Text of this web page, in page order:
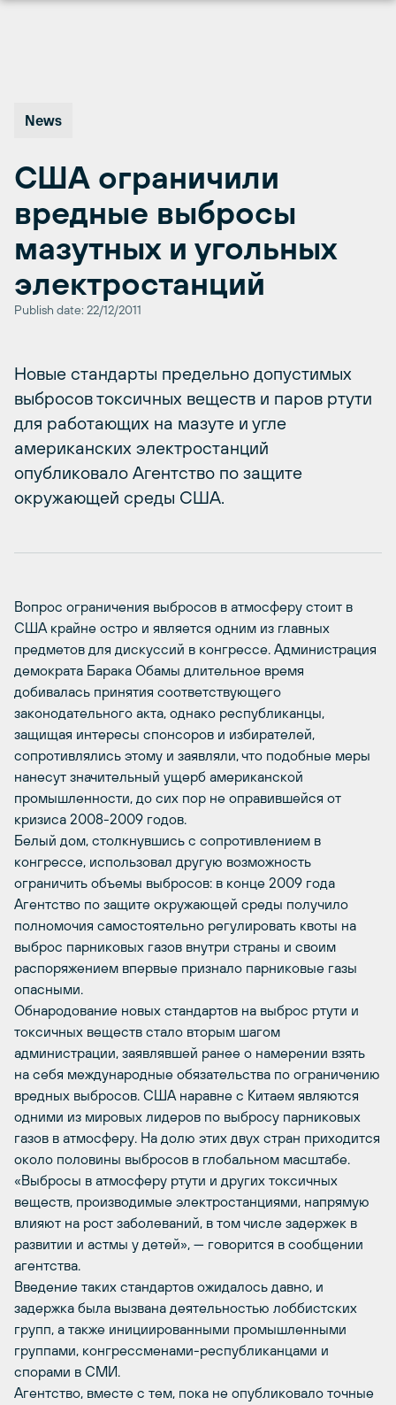
News
США ограничили
вредные выбросы
мазутных и угольных
электростанций
Publish date: 22/12/2011
Новые стандарты предельно допустимых
выбросов токсичных веществ и паров ртути
для работающих на мазуте и угле
американских электростанций
опубликовало Агентство по защите
окружающей среды США.
Вопрос ограничения выбросов в атмосферу стоит в
США крайне остро и является одним из главных
предметов для дискуссий в конгрессе. Администрация
демократа Барака Обамы длительное время
добивалась принятия соответствующего
законодательного акта, однако республиканцы,
защищая интересы спонсоров и избирателей,
сопротивлялись этому и заявляли, что подобные меры
нанесут значительный ущерб американской
промышленности, до сих пор не оправившейся от
кризиса 2008-2009 годов.
Белый дом, столкнувшись с сопротивлением в
конгрессе, использовал другую возможность
ограничить объемы выбросов: в конце 2009 года
Агентство по защите окружающей среды получило
полномочия самостоятельно регулировать квоты на
выброс парниковых газов внутри страны и своим
распоряжением впервые признало парниковые газы
опасными.
Обнародование новых стандартов на выброс ртути и
токсичных веществ стало вторым шагом
администрации, заявлявшей ранее о намерении взять
на себя международные обязательства по ограничению
вредных выбросов. США наравне с Китаем являются
одними из мировых лидеров по выбросу парниковых
газов в атмосферу. На долю этих двух стран приходится
около половины выбросов в глобальном масштабе.
«Выбросы в атмосферу ртути и других токсичных
веществ, производимые электростанциями, напрямую
влияют на рост заболеваний, в том числе задержек в
развитии и астмы у детей», — говорится в сообщении
агентства.
Введение таких стандартов ожидалось давно, и
задержка была вызвана деятельностью лоббистских
групп, а также инициированными промышленными
группами, конгрессменами-республиканцами и
спорами в СМИ.
Агентство, вместе с тем, пока не опубликовало точные